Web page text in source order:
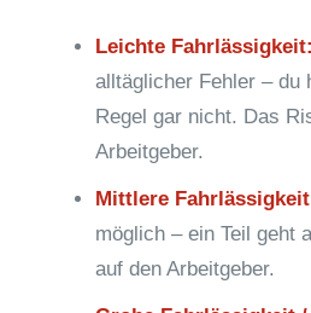
Leichte Fahrlässigkeit:
alltäglicher Fehler – du
Regel gar nicht. Das
Arbeitgeber.
Mittlere
möglich – ein Teil geht
auf den Arbeitgeber.